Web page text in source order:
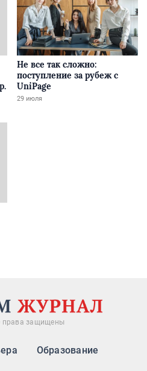
Не все так сложно:
поступление за рубеж с
UniPage
29 июля
права защищены
Образование